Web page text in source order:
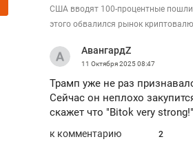
США вводят 100-процентные
этого обвалился рынок
АвангардZ
11 Октября 202508:47
Трамп уже не раз
Сейчас он неплохо
скажет что "Bitok very
к комментарию 2
Как бизнесу выйти на зарубежные
чем интересен Оман?